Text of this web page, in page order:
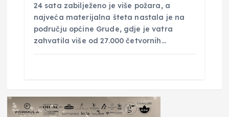
24 sata zabilježeno je više požara, a
najveća materijalna šteta nastala je na
području općine Grude, gdje je vatra
zahvatila više od 27.000 četvornih…